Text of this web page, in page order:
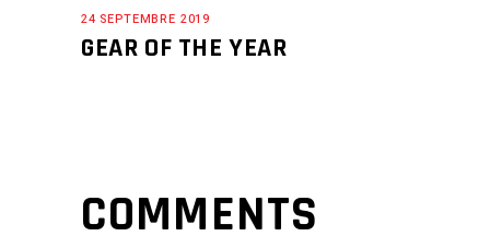
24 SEPTEMBRE 2019
GEAR OF THE YEAR
COMMENTS